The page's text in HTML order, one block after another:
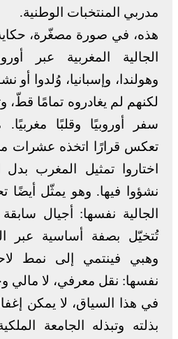
مدربي المنتخبات الوطنية.
هذه، في صورة مصغّرة،
الجالية المغربية عبر
وهولندا، وإسبانيا، وُلدوا أو
لكنهم لم يغادروه تمامًا قطّ،
سفر أوروبيًا وقلبًا
تعكس قرارًا اتخذه عشرات
اختاروا تمثيل المغرب بدل
نشؤوا فيها. وهو يمثّل أيضًا
الجالية نفسها: أجيال
تُتخيّل بصفة أساسية عبر
وهبي فينتمي إلى نمط
نفسها: نقل معرفي، لا
في هذا السياق، لا يمكن
بذلته وتبذله الجامعة